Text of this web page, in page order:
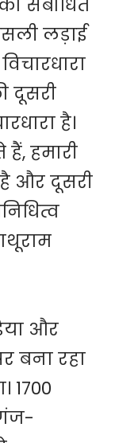
संबोधित
लड़ाई
दूसरी
है।
हमारी
है और दूसरी
और
बना रहा
1700